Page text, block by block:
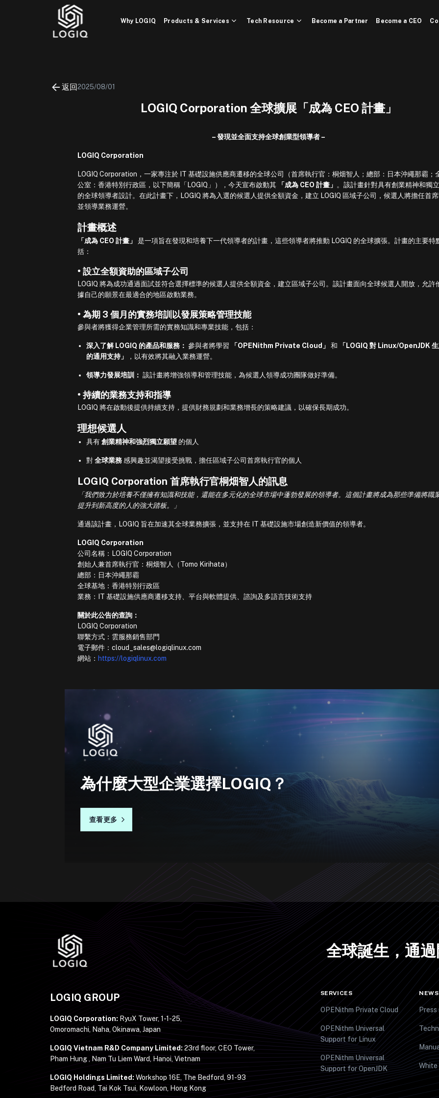
Why LOGIQ Products & Services Tech Resource Become a Partner Become a CEO
返回2025/08/01
LOGIQ Corporation 全球擴展「成為 CEO 計畫」
– 發現並全面支持全球創業型領導者 –
LOGIQ Corporation
LOGIQ Corporation，一家專注於 IT 基礎設施供應商遷移的全球公司（首席執行官：桐畑智人；總部：日本沖繩那霸；
公室：香港特別行政區，以下簡稱「LOGIQ」），今天宣布啟動其
「成為 CEO 計畫」 。該計畫針對具有創業精神和獨
的全球領導者設計。在此計畫下，LOGIQ 將為入選的候選人提供全額資金，建立 LOGIQ 區域子公司，候選人將擔任首
並領導業務運營。
計畫概述
「成為 CEO 計畫」
是一項旨在發現和培養下一代領導者的計畫，這些領導者將推動 LOGIQ 的全球擴張。計畫的主要特
括：
• 設立全額資助的區域子公司
LOGIQ 將為成功通過面試並符合選擇標準的候選人提供全額資金，建立區域子公司。該計畫面向全球候選人開放，允許
據自己的願景在最適合的地區啟動業務。
• 為期 3 個月的實務培訓以發展策略管理技能
參與者將獲得企業管理所需的實務知識和專業技能，包括：
深入了解 LOGIQ 的產品和服務： 參與者將學習 「OPENithm Private Cloud」 和
「LOGIQ 對 Linux/OpenJDK
的通用支持」
，以有效將其融入業務運營。
領導力發展培訓： 該計畫將增強領導和管理技能，為候選人領導成功團隊做好準備。
• 持續的業務支持和指導
LOGIQ 將在啟動後提供持續支持，提供財務規劃和業務增長的策略建議，以確保長期成功。
理想候選人
具有創業精神和強烈獨立願望 的個人
對全球業務感興趣並渴望接受挑戰，擔任區域子公司首席執行官的個人
LOGIQ Corporation 首席執行官桐畑智人的訊息
「我們致力於培養不僅擁有知識和技能，還能在多元化的全球市場中蓬勃發展的領導者。這個計畫將成為那些準備將職
提升到新高度的人的強大踏板。」
通過該計畫，LOGIQ 旨在加速其全球業務擴張，並支持在 IT 基礎設施市場創造新價值的領導者。
LOGIQ Corporation
公司名稱：LOGIQ Corporation
創始人兼首席執行官：桐畑智人（Tomo Kirihata）
總部：日本沖繩那霸
全球基地：香港特別行政區
業務：IT 基礎設施供應商遷移支持、平台與軟體提供、諮詢及多語言技術支持
關於此公告的查詢：
LOGIQ Corporation
聯繫方式：雲服務銷售部門
電子郵件：cloud_sales@logiqlinux.com
網站： https://logiqlinux.com
為什麼大型企業選擇LOGIQ？
查看更多
全球誕生，通
LOGIQ GROUP
LOGIQ Corporation: RyuX Tower, 1-1-25,
Omoromachi, Naha, Okinawa, Japan
LOGIQ Vietnam R&D Company Limited: 23rd floor, CEO Tower,
Pham Hung , Nam Tu Liem Ward, Hanoi, Vietnam
LOGIQ Holdings Limited: Workshop 16E, The Bedford, 91-93
Bedford Road, Tai Kok Tsui, Kowloon, Hong Kong
SERVICES
OPENithm Private Cloud
OPENithm Universal
Support for Linux
OPENithm Universal
Support for OpenJDK
Press
White